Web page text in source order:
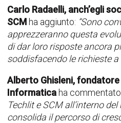
Carlo Radaelli, anch’egli
SCMha aggiunto: “Sono
apprezzeranno questa
di dar loro risposte ancora
soddisfacendo le richieste a
Alberto Ghisleni, fondatore
Informaticaha
Techlit e SCM all’interno
consolida il percorso di